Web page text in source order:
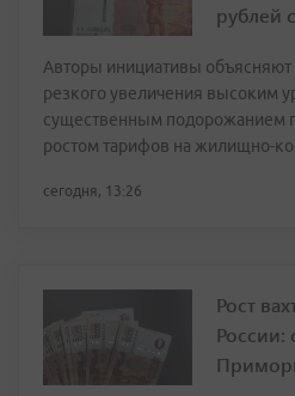
рублей
Авторы инициативы объясняют
резкого увеличения высоким
существенным подорожанием
ростом тарифов на жилищно-
сегодня, 13:26
Рост
России: